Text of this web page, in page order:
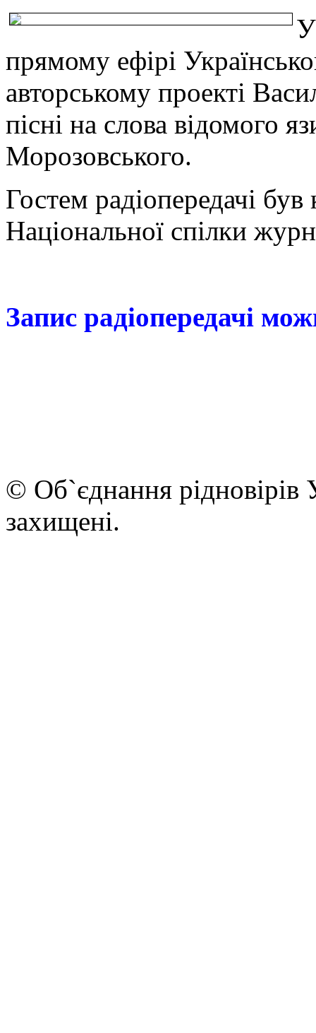
У
прямому ефірі
авторському проекті
пісні на слова відомого
Морозовського.
Гостем радіопередачі
Національної спілки
Запис радіопередачі
© Об`єднання рідновірів
захищені.